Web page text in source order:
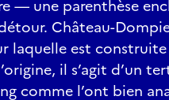
— une parenthèse
Château-
laquelle est
il s’agit d’un
comme l’ont bien